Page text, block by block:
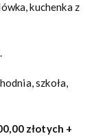
kuchenka z
szkoła,
złotych +